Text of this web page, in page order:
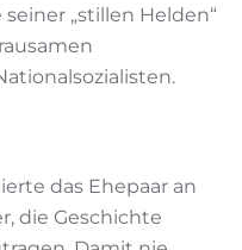
„stillen Helden“
das Ehepaar an
die Geschichte